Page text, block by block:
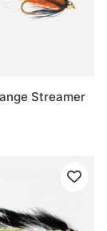
Streamer